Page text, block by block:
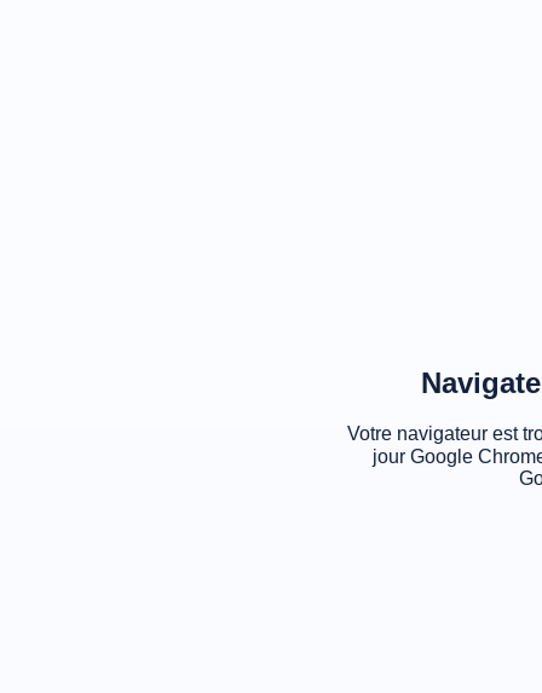
Votre navigateur est
jour Google